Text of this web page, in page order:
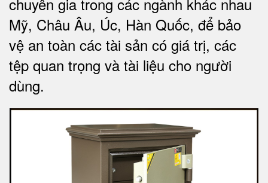
Mỹ, Châu Âu, Úc, Hàn Quốc, để bảo
vệ an toàn các tài sản có giá trị, các
tệp quan trọng và tài liệu cho người
dùng.